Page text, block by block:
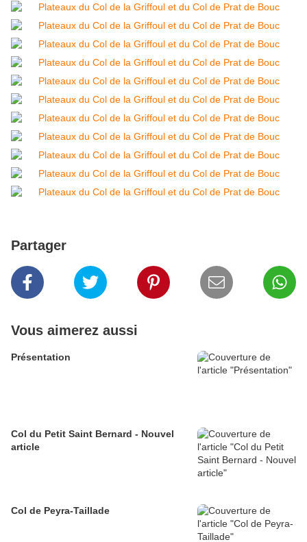
Partager
Vous aimerez aussi
Présentation
Col du Petit Saint Bernard - Nouvel
article
Col de Peyra-Taillade